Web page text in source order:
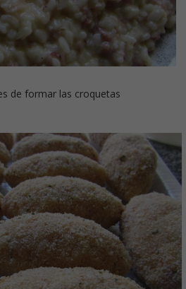
de formar las croquetas